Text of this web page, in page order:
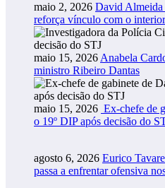
maio 2, 2026 David Almeida
reforça vínculo com o
maio 15, 2026 Anabela
ministro Ribeiro Dantas
maio 15, 2026 Ex-chefe de
o 19º DIP após decisão do
agosto 6, 2026 Eurico
passa a enfrentar ofensiva